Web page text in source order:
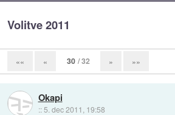
Volitve 2011
«« « 30 / 32 » »»
Okapi
:: 5. dec 2011, 19:58